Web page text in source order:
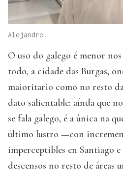
Alejandro.
O uso do galego é menor
todo, a cidade das Burgas,
maioritario como no resto
dato salientable: aínda que
se fala galego, é a única na
último lustro —con
imperceptibles en Santiago
descensos no resto de áreas